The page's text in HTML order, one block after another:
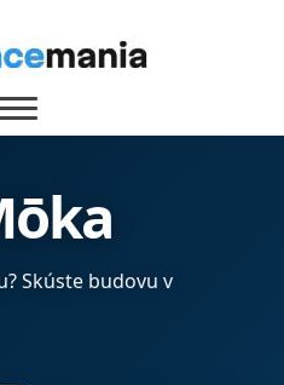
Skúste budovu v